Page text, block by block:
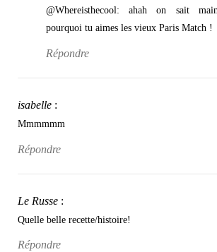
@Whereisthecool: ahah on sait
pourquoi tu aimes les vieux Paris Match !
Répondre
isabelle :
Mmmmmm
Répondre
Le Russe :
Quelle belle recette/histoire!
Répondre